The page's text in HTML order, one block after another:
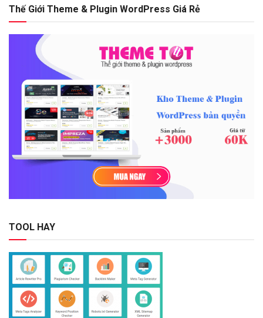
Thế Giới Theme & Plugin WordPress Giá Rẻ
TOOL HAY